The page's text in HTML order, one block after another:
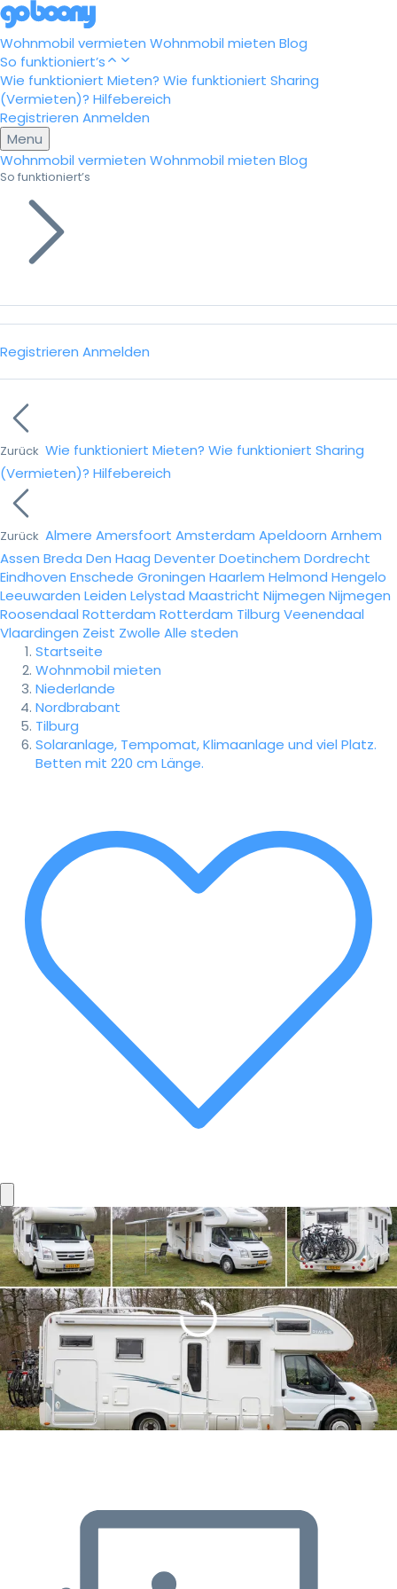
Wohnmobil vermieten Wohnmobil mieten Blog
So funktioniert’s
Wie funktioniert Mieten? Wie funktioniert Sharing
(Vermieten)? Hilfebereich
Registrieren Anmelden
Menu
Wohnmobil vermieten Wohnmobil mieten Blog
So funktioniert’s
Registrieren Anmelden
Zurück Wie funktioniert Mieten? Wie funktioniert Sharing
(Vermieten)? Hilfebereich
Zurück Almere Amersfoort Amsterdam Apeldoorn Arnhem
Assen Breda Den Haag DeventerDoetinchem Dordrecht
Eindhoven Enschede Groningen Haarlem Helmond Hengelo
Leeuwarden Leiden Lelystad Maastricht Nijmegen Nijmegen
Roosendaal Rotterdam Rotterdam Tilburg Veenendaal
Vlaardingen Zeist Zwolle Alle steden
Startseite
Wohnmobil mieten
Niederlande
Nordbrabant
Tilburg
Solaranlage, Tempomat, Klimaanlage und viel Platz.
Betten mit 220 cm Länge.